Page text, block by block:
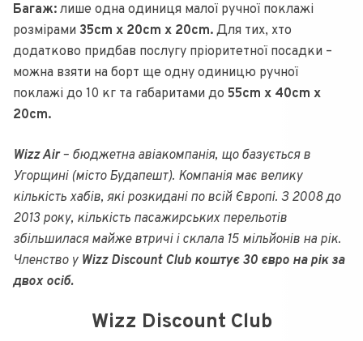
Багаж: лише одна одиниця малої ручної поклажі
розмірами 35cm x 20cm x 20cm. Для тих, хто
додатково придбав послугу пріоритетної посадки –
можна взяти на борт ще одну одиницю ручної
поклажі до 10 кг та габаритами до 55cm x 40cm x
20cm.
Wizz Air– бюджетна авіакомпанія, що базується в
Угорщині (місто Будапешт). Компанія має велику
кількість хабів, які розкидані по всій Європі. З 2008 до
2013 року, кількість пасажирських перельотів
збільшилася майже втричі і склала 15 мільйонів на рік.
Членство у Wizz Discount Club коштує 30 євро на рік за
двох осіб.
Wizz Discount Club